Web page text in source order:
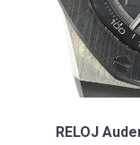
RELOJ